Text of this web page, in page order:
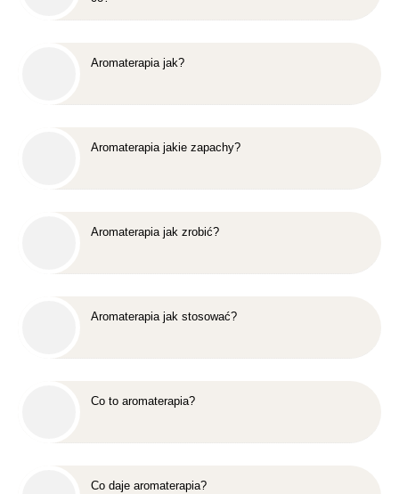
Aromaterapia jak?
Aromaterapia jakie zapachy?
Aromaterapia jak zrobić?
Aromaterapia jak stosować?
Co to aromaterapia?
Co daje aromaterapia?